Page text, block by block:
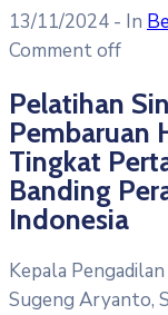
13/11/2024 - In
Comment off
Pelatihan
Pembaruan
Tingkat
Banding
Indonesia
Kepala
Sugeng Aryanto,